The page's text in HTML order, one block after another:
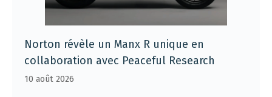
Norton révèle un Manx R unique en
collaboration avec Peaceful Research
10 août 2026